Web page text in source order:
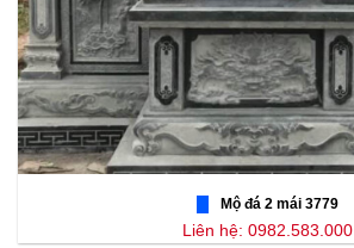
Mộ đá 2 mái 3779
Liên hệ: 0982.583.000